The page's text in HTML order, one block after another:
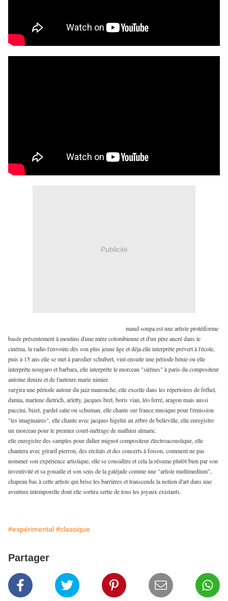
Publicité
maud soupa est une artiste protéiforme
basée présentement à moulins d'une mère colombienne et d'un père ancré dans le
cinéma, la radio l'envoûte dès son plus jeune âge et déja elle interprète prévert à l'école,
puis à 15 ans elle se met à parodier schubert, vint ensuite une période bénie ou elle
interprète nougaro et barbara, elle interprète le morceau "sirènes" à paris du compositeur
antoine denize et de l'auteure marie nimier.
surgira une période autour du jazz manouche, elle excelle dans les répertoires de fréhel,
damia, marlene dietrich, arletty, jacques brel, boris vian, léo ferré, aragon mais aussi
puccini, bizet, gardel satie ou schuman, elle chante sur france musique pour l'émission
"les imaginaires", elle chante avec jacques higelin au zèbre de belleville, elle enregistre
un morceau pour le premier court-métrage de mathieu almaric.
elle enregistre des samples pour didier mignot compositeur électroacoustique, elle
chantera avec gérard pierron, des récitals et des concerts à foison, comment ne pas
nommer son expérience artistique, elle se considère et cela la résume plutôt bien par son
inventivité et sa gouaille et son sens de la galéjade comme une "artiste multimedium",
chapeau bas à cette artiste qui brise les barrières et transcende la notion d'art dans une
aventure intemporelle dont elle sortira sertie de tous les joyaux existants.
#expérimental #classique
Partager